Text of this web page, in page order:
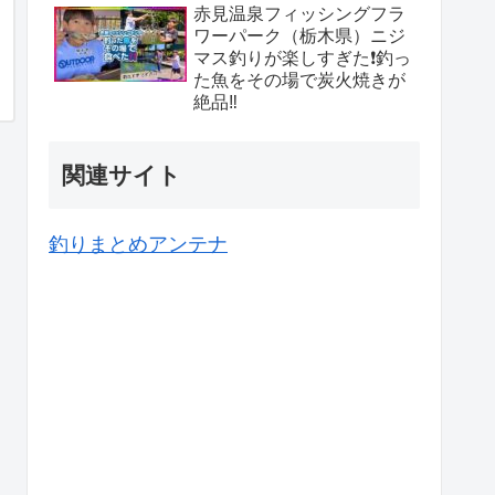
赤見温泉フィッシングフラ
ワーパーク（栃木県）ニジ
マス釣りが楽しすぎた❗️釣っ
た魚をその場で炭火焼きが
絶品‼️
関連サイト
釣りまとめアンテナ